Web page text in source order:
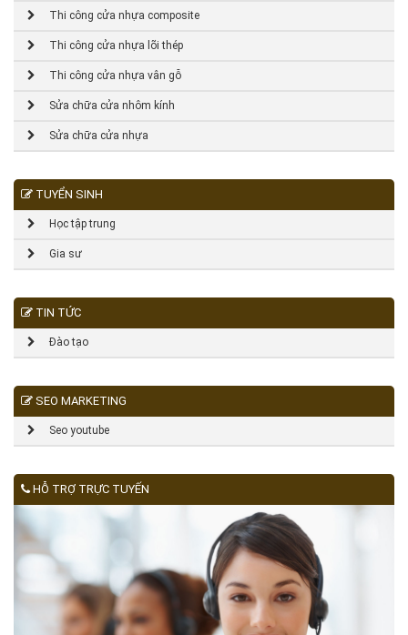
Thi công cửa nhựa composite
Thi công cửa nhựa lõi thép
Thi công cửa nhựa vân gỗ
Sửa chữa cửa nhôm kính
Sửa chữa cửa nhựa
TUYỂN SINH
Học tập trung
Gia sư
TIN TỨC
Đào tạo
SEO MARKETING
Seo youtube
HỖ TRỢ TRỰC TUYẾN